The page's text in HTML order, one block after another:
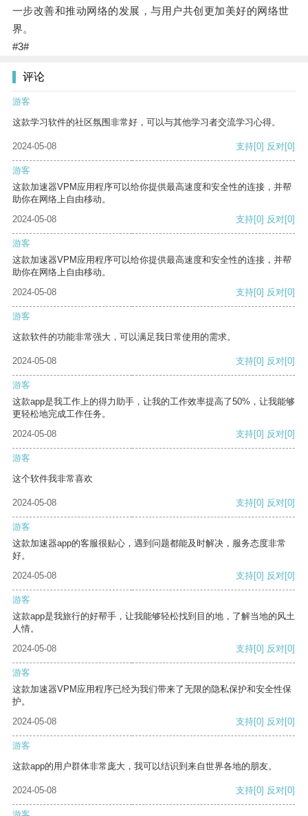
一步改善和推动网络的发展，与用户共创更加美好的网络世
界。
#3#
评论
游客
这款学习软件的社区氛围非常好，可以与其他学习者交流学习心得。
2024-05-08 支持[0] 反对[0]
游客
这款加速器VPM应用程序可以给你提供最高速度和安全性的连接，并帮
助你在网络上自由移动。
2024-05-08
支持[0] 反对[0]
游客
这款加速器VPM应用程序可以给你提供最高速度和安全性的连接，并帮
助你在网络上自由移动。
2024-05-08
支持[0] 反对[0]
游客
这款软件的功能非常强大，可以满足我日常使用的需求。
2024-05-08 支持[0] 反对[0]
游客
这款app是我工作上的得力助手，让我的工作效率提高了50%，让我能够
更轻松地完成工作任务。
2024-05-08
支持[0] 反对[0]
游客
这个软件我非常喜欢
2024-05-08 支持[0] 反对[0]
游客
这款加速器app的客服很贴心，遇到问题都能及时解决，服务态度非常
好。
2024-05-08
支持[0] 反对[0]
游客
这款app是我旅行的好帮手，让我能够轻松找到目的地，了解当地的风土
人情。
2024-05-08
支持[0] 反对[0]
游客
这款加速器VPM应用程序已经为我们带来了无限的隐私保护和安全性保
护。
2024-05-08
支持[0] 反对[0]
游客
这款app的用户群体非常庞大，我可以结识到来自世界各地的朋友。
2024-05-08 支持[0] 反对[0]